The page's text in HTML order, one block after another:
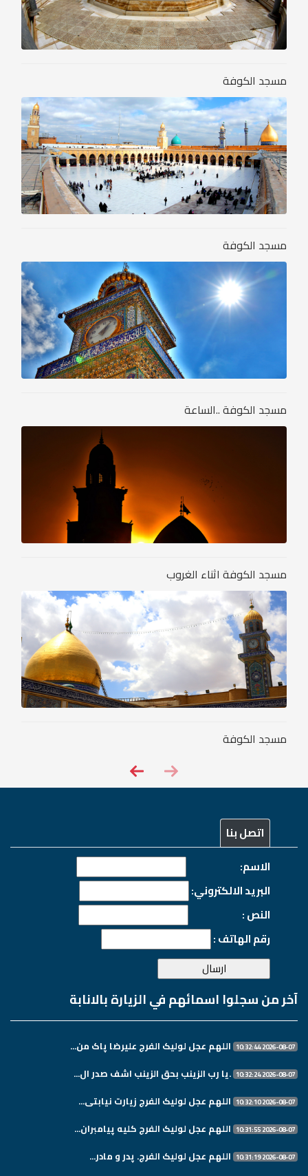
مسجد الكوفة
مسجد الكوفة
مسجد الكوفة ..الساعة
مسجد الكوفة اثناء الغروب
مسجد الكوفة
اتصل بنا
الاسم:
البريد الالكتروني:
النص :
رقم الهاتف :
آخر من سجلوا اسمائهم في الزيارة بالانابة
2026-08-07 10:32:44 اللهم عجل لولیک الفرج علیرضا پاک من...
2026-08-07 10:32:24 .یا رب الزینب بحق الزینب اشف صدر ال...
2026-08-07 10:32:10 اللهم عجل لولیک الفرج زیارت نیابتی...
2026-08-07 10:31:55 اللهم عجل لولیک الفرج کلیه پیامبران...
2026-08-07 10:31:19
اللهم عجل لولیک الفرج. پدر و مادر...